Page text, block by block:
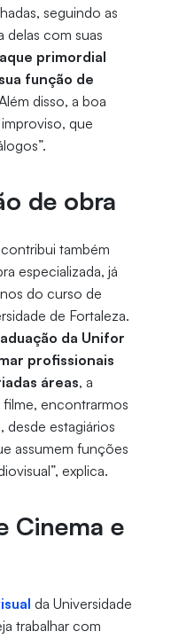
seguindo as
delas com suas
primordial
função de
disso, a boa
que
de obra
também
especializada, já
do curso de
de Fortaleza.
da Unifor
profissionais
áreas, a
encontrarmos
desde estagiários
assumem funções
explica.
Cinema e
da Universidade
trabalhar com